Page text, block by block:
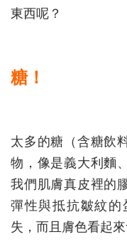
東西呢？
糖！
太多的糖（含糖飲
物，像是義大利麵
我們肌膚真皮裡的
彈性與抵抗皺紋的
失，而且膚色看起來